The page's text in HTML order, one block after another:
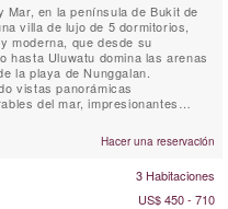
Mar, en la península de Bukit de
villa de lujo de 5 dormitorios,
moderna, que desde su
hasta Uluwatu domina las arenas
la playa de Nunggalan.
vistas panorámicas
del mar, impresionantes
magnífica bóveda celestial. El
y elegante de Villa Sol y Mar
un lugar ideal para que ...
Hacer una reservación
3 Habitaciones
US$ 450 - 710